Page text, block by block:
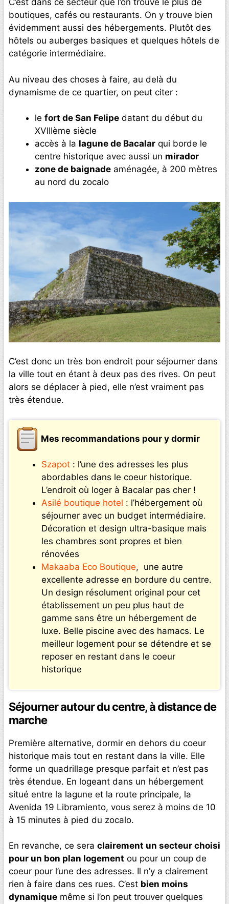
C’est dans ce secteur que l’on trouve le plus de
boutiques, cafés ou restaurants. On y trouve bien
évidemment aussi des hébergements. Plutôt des
hôtels ou auberges basiques et quelques hôtels de
catégorie intermédiaire.
Au niveau des choses à faire, au delà du
dynamisme de ce quartier, on peut citer :
le fort de San Felipe datant du début du
XVIIIème siècle
accès à la lagune de Bacalar qui borde le
centre historique avec aussi un mirador
zone de baignade aménagée, à 200 mètres
au nord du zocalo
C’est donc un très bon endroit pour séjourner dans
la ville tout en étant à deux pas des rives. On peut
alors se déplacer à pied, elle n’est vraiment pas
très étendue.
Mes recommandations pour y dormir
Szapot : l’une des adresses les plus
abordables dans le coeur historique.
L’endroit où loger à Bacalar pas cher !
Asilé boutique hotel : l’hébergement où
séjourner avec un budget intermédiaire.
Décoration et design ultra-basique mais
les chambres sont propres et bien
rénovées
Makaaba Eco Boutique, une autre
excellente adresse en bordure du centre.
Un design résolument original pour cet
établissement un peu plus haut de
gamme sans être un hébergement de
luxe. Belle piscine avec des hamacs. Le
meilleur logement pour se détendre et se
reposer en restant dans le coeur
historique
Séjourner autour du centre, à distance de
marche
Première alternative, dormir en dehors du coeur
historique mais tout en restant dans la ville. Elle
forme un quadrillage presque parfait et n’est pas
très étendue. En logeant dans un hébergement
situé entre la lagune et la route principale, la
Avenida 19 Libramiento, vous serez à moins de 10
à 15 minutes à pied du zocalo.
En revanche, ce sera clairement un secteur choisi
pour un bon plan logement ou pour un coup de
coeur pour l’une des adresses. Il n’y a clairement
rien à faire dans ces rues. C’est bien moins
dynamique même si l’on peut trouver quelques